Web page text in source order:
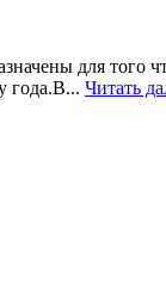
для того
года.В... Читать